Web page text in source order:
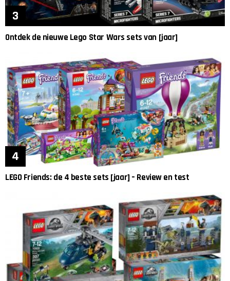
Ontdek de nieuwe Lego Star Wars sets van [jaar]
LEGO Friends: de 4 beste sets [jaar] – Review en test